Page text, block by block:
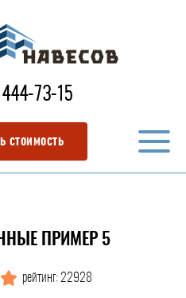
73-15
стоимость
ПРИМЕР 5
рейтинг: 22928